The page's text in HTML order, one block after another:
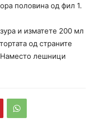
половина од фил 1.
и изматете 200 мл
од страните
Наместо лешници